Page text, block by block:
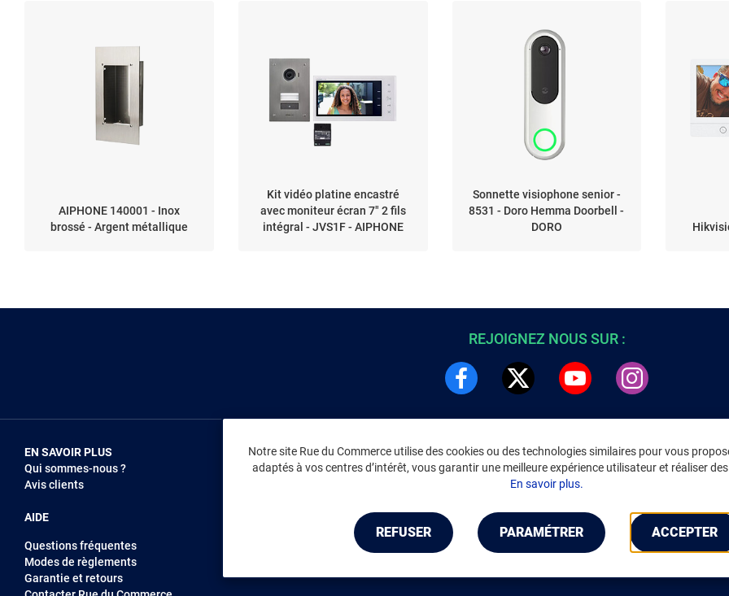
AIPHONE 140001 - Inox
brossé - Argent métallique
Kit vidéo platine encastré
avec moniteur écran 7" 2 fils
intégral - JVS1F - AIPHONE
Sonnette visiophone senior -
8531 - Doro Hemma Doorbell -
DORO
Notre site Rue du Commerce utilise des cookies ou des technologies similaires pour vous
adaptés à vos centres d’intérêt, vous garantir une meilleure expérience utilisateur et réaliser
En savoir plus.
REFUSER PARAMÉTRER ACCEPTER
REJOIGNEZ NOUS SUR :
EN SAVOIR PLUS
Qui sommes-nous ?
Avis clients
AIDE
Questions fréquentes
Modes de règlements
Garantie et retours
NOUS REJOINDRE
Vendez sur RDC
INFORMATIONS LÉGALES
Environnement
CGV/CGU Marketplace
Gérer mes cookies
Mentions légales
Accessibilité : non conforme